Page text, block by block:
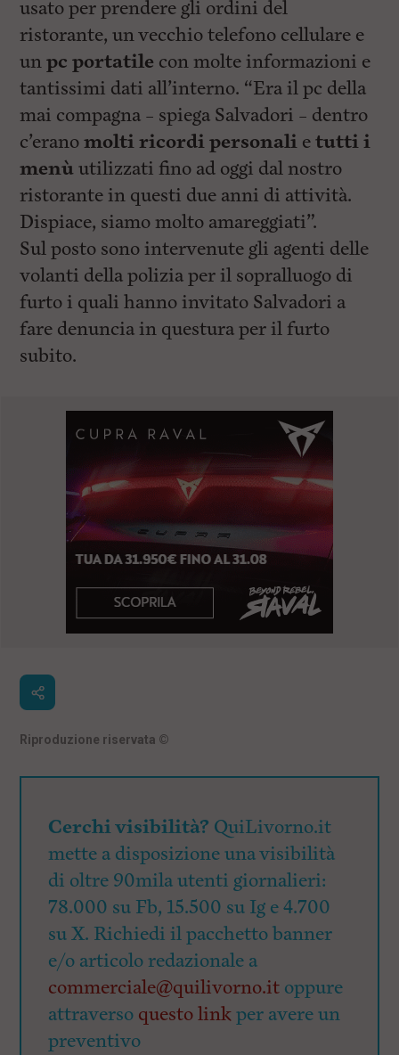
usato per prendere gli ordini del
ristorante, un vecchio telefono cellulare e
unpc portatile con molte informazioni e
tantissimi dati all’interno. “Era il pc della
mai compagna – spiega Salvadori – dentro
c’eranomolti ricordi personali etutti i
menùutilizzati fino ad oggi dal nostro
ristorante in questi due anni di attività.
Dispiace, siamo molto amareggiati”.
Sul posto sono intervenute gli agenti delle
volanti della polizia per il sopralluogo di
furto i quali hanno invitato Salvadori a
fare denuncia in questura per il furto
subito.
Riproduzione riservata ©
Cerchi visibilità? QuiLivorno.it
mette a disposizione una visibilità
di oltre 90mila utenti giornalieri:
78.000 su Fb, 15.500 su Ig e 4.700
su X. Richiedi il pacchetto banner
e/o articolo redazionale a
commerciale@quilivorno.it oppure
attraverso questo linkper avere un
preventivo